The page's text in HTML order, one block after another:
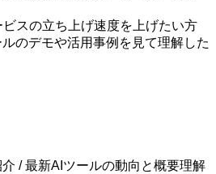
スの立ち上げ速度を上げたい方
のデモや活用事例を見て理解した
/ 最新AIツールの動向と概要理解